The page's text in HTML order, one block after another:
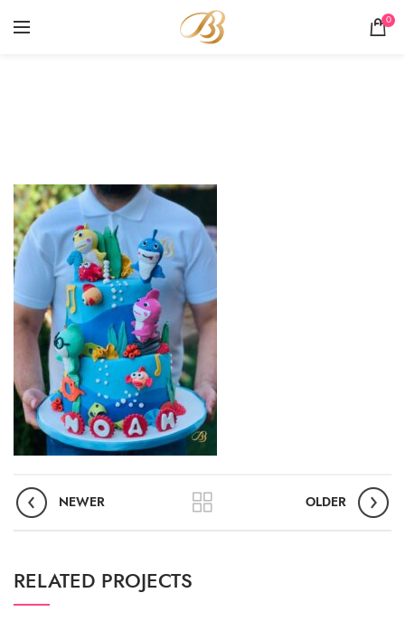
0
NEWER OLDER
RELATED PROJECTS